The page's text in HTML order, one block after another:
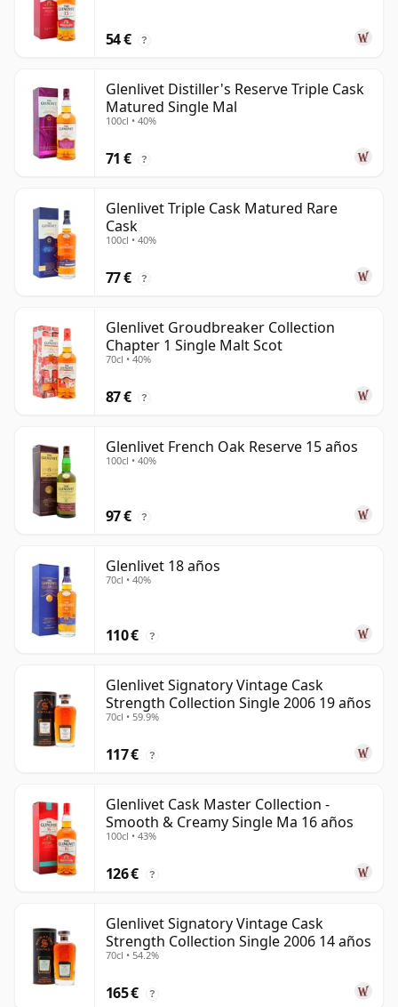
54 € ?
Glenlivet Distiller's Reserve Triple Cask
Matured Single Mal
100cl • 40%
71 € ?
Glenlivet Triple Cask Matured Rare
Cask
100cl • 40%
77 € ?
Glenlivet Groudbreaker Collection
Chapter 1 Single Malt Scot
70cl • 40%
87 € ?
Glenlivet French Oak Reserve 15 años
100cl • 40%
97 € ?
Glenlivet 18 años
70cl • 40%
110 € ?
Glenlivet Signatory Vintage Cask
Strength Collection Single 2006 19 años
70cl • 59.9%
117 € ?
Glenlivet Cask Master Collection -
Smooth & Creamy Single Ma 16 años
100cl • 43%
126 € ?
Glenlivet Signatory Vintage Cask
Strength Collection Single 2006 14 años
70cl • 54.2%
165 € ?